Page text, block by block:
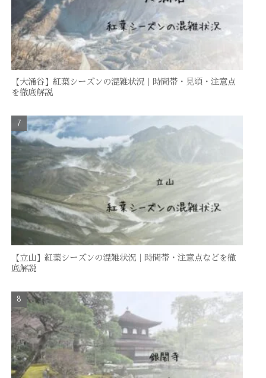
【大涌谷】紅葉シーズンの混雑状況｜時間帯・見頃・注意点
を徹底解説
【立山】紅葉シーズンの混雑状況｜時間帯・注意点などを徹
底解説